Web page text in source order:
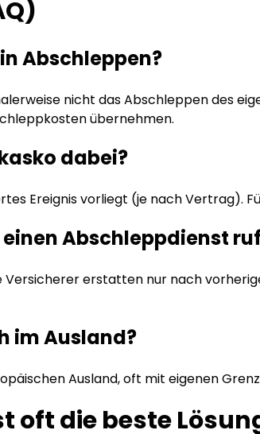
Abschleppen?
nicht das Abschleppen des
übernehmen.
dabei?
Ereignis vorliegt (je nach Vertrag).
Abschleppdienst
erstatten nur nach
im Ausland?
Ausland, oft mit eigenen
oft die beste